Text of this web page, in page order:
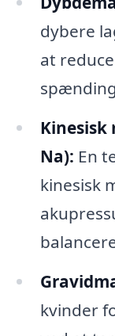
dybere
at
Kinesisk
Na): En
kinesisk
kvinder